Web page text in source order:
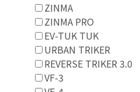
ZINMA
ZINMA PRO
EV-TUK TUK
URBAN TRIKER
REVERSE TRIKER 3.0
VF-3